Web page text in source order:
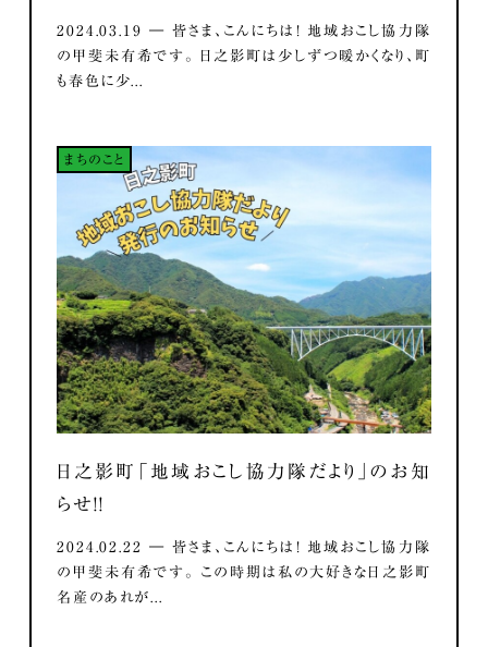
2024.03.19 ― 皆さま、こんにちは！ 地域おこし協力隊
の甲斐未有希です。 日之影町は少しずつ暖かくなり、町
も春色に少...
まちのこと
日之影町「地域おこし協力隊だより」のお知
らせ！！
2024.02.22 ― 皆さま、こんにちは！ 地域おこし協力隊
の甲斐未有希です。 この時期は私の大好きな日之影町
名産のあれが...